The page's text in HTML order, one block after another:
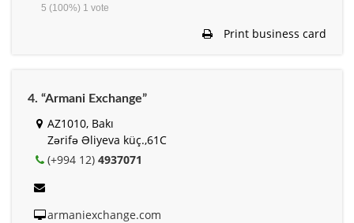
5 (100%) 1 vote
Print business card
4. “Armani Exchange”
AZ1010, Bakı
Zərifə Əliyeva küç.,61C
(+994 12) 4937071
armaniexchange.com